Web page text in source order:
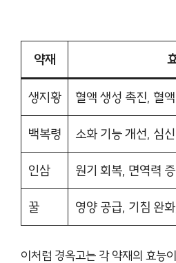
약재
생지황 혈액 생성 촉진, 혈
백복령 소화 기능 개선, 심
인삼 원기 회복, 면역력
꿀 영양 공급, 기침 완
이처럼 경옥고는 각 약재의 효능